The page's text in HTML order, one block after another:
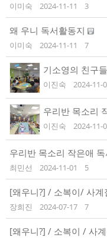
이미숙 2024-11-11 3
왜 우니 독서활동지
이미숙 2024-11-11 7
기소영의 친구
이진숙 2024-11-
우리반 목소리
이진숙 2024-11-
우리반 목소리 작은애
최민선 2024-11-01 5
[왜우니?] / 소복이/ 사계
장희진 2024-07-17 7
[왜우니?] / 소복이 / 사